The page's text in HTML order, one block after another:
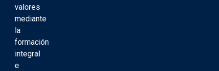
valores
mediante
la
formación
integral
e